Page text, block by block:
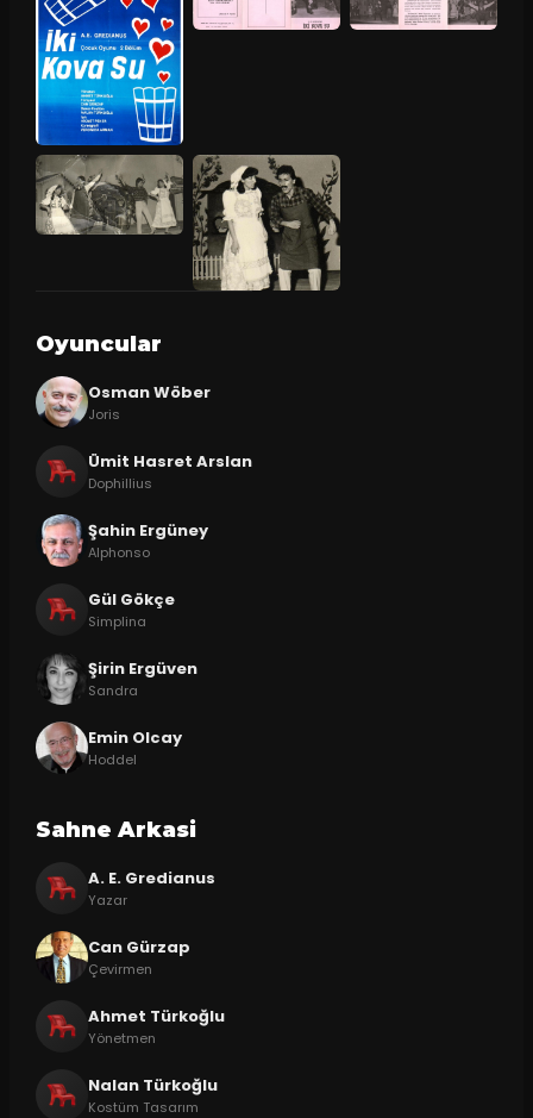
Oyuncular
Osman Wöber
Joris
Ümit Hasret Arslan
Dophillius
Şahin Ergüney
Alphonso
Gül Gökçe
Simplina
Şirin Ergüven
Sandra
Emin Olcay
Hoddel
Sahne Arkasi
A. E. Gredianus
Yazar
Can Gürzap
Çevirmen
Ahmet Türkoğlu
Yönetmen
Nalan Türkoğlu
Kostüm Tasarım